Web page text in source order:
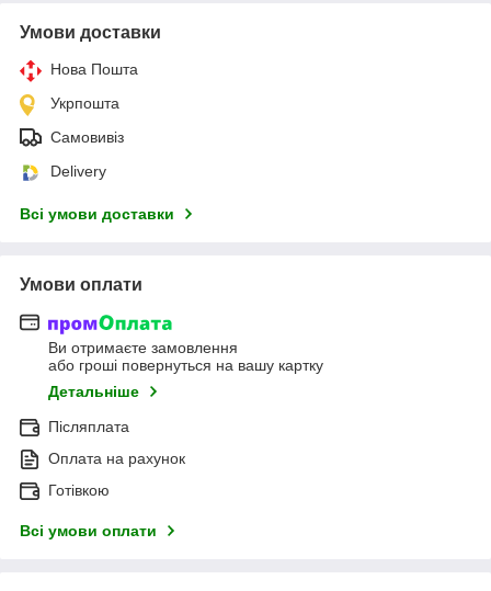
Умови доставки
Нова Пошта
Укрпошта
Самовивіз
Delivery
Всі умови доставки
Умови оплати
Ви отримаєте замовлення
або гроші повернуться на вашу картку
Детальніше
Післяплата
Оплата на рахунок
Готівкою
Всі умови оплати